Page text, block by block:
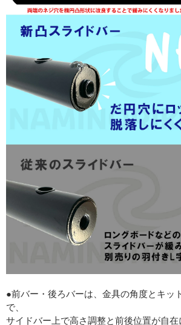
●前バー・後ろバーは、金具の角度とキッ
で、
サイドバー上で高さ調整と前後位置が自在